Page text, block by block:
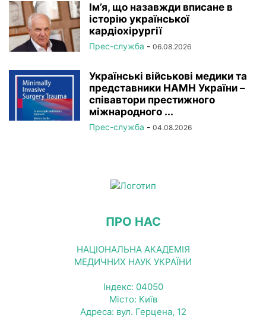
Ім’я, що назавжди вписане в
історію української
кардіохірургії
Прес-служба - 06.08.2026
Українські військові медики та
представники НАМН України –
співавтори престижного
міжнародного ...
Прес-служба - 04.08.2026
ПРО НАС
НАЦІОНАЛЬНА АКАДЕМІЯ
МЕДИЧНИХ НАУК УКРАЇНИ
Індекс: 04050
Місто: Київ
Адреса: вул. Герцена, 12